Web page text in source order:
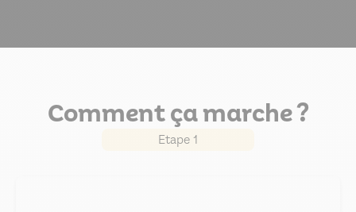
Comment ça marche ?
Etape 1